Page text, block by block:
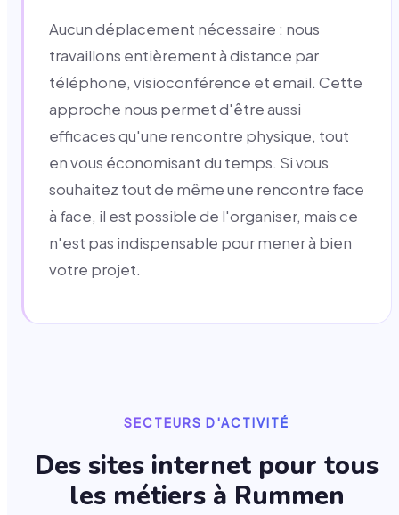
Aucun déplacement nécessaire : nous
travaillons entièrement à distance par
téléphone, visioconférence et email. Cette
approche nous permet d'être aussi
efficaces qu'une rencontre physique, tout
en vous économisant du temps. Si vous
souhaitez tout de même une rencontre face
à face, il est possible de l'organiser, mais ce
n'est pas indispensable pour mener à bien
votre projet.
SECTEURS D'ACTIVITÉ
Des sites internet pour tous
les métiers à Rummen